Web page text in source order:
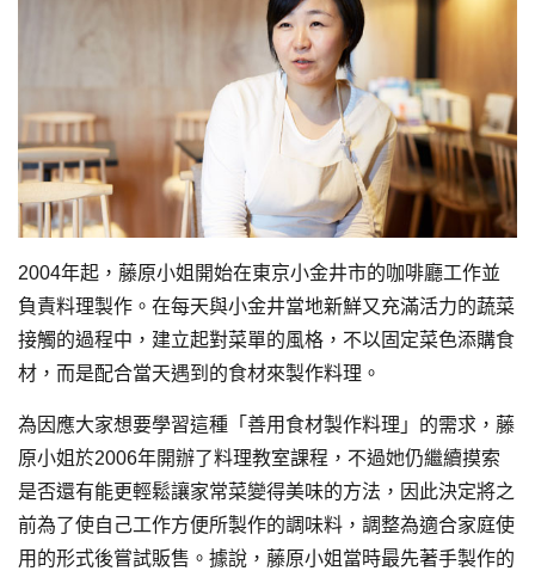
2004年起，藤原小姐開始在東京小金井市的咖啡廳工作並
負責料理製作。在每天與小金井當地新鮮又充滿活力的蔬菜
接觸的過程中，建立起對菜單的風格，不以固定菜色添購食
材，而是配合當天遇到的食材來製作料理。
為因應大家想要學習這種「善用食材製作料理」的需求，藤
原小姐於2006年開辦了料理教室課程，不過她仍繼續摸索
是否還有能更輕鬆讓家常菜變得美味的方法，因此決定將之
前為了使自己工作方便所製作的調味料，調整為適合家庭使
用的形式後嘗試販售。據說，藤原小姐當時最先著手製作的